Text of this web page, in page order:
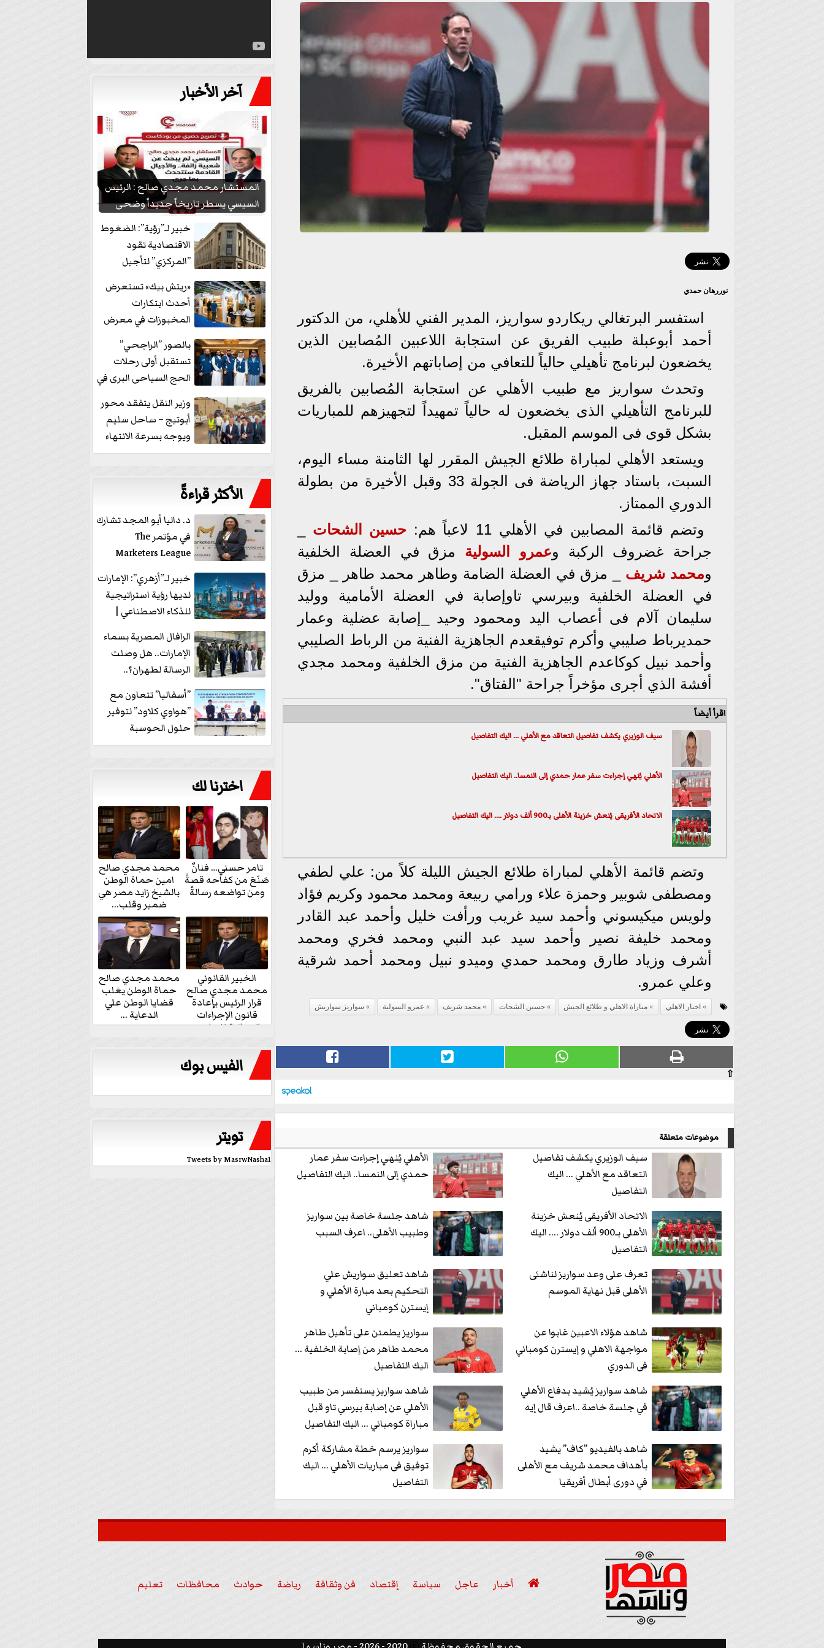
نوررهان حمدي
استفسر البرتغالي ريكاردو سواريز، المدير الفني للأهلي، من الدكتور
أحمد أبوعبلة طبيب الفريق عن استجابة اللاعبين المُصابين الذين
يخضعون لبرنامج تأهيلي حالياً للتعافي من إصاباتهم الأخيرة.
وتحدث سواريز مع طبيب الأهلي عن استجابة المُصابين بالفريق
للبرنامج التأهيلي الذى يخضعون له حالياً تمهيداً لتجهيزهم للمباريات
بشكل قوى فى الموسم المقبل.
ويستعد الأهلي لمباراة طلائع الجيش المقرر لها الثامنة مساء اليوم،
السبت، باستاد جهاز الرياضة فى الجولة 33 وقبل الأخيرة من بطولة
الدوري الممتاز.
وتضم قائمة المصابين في الأهلي 11 لاعباً هم:
حسين الشحات
جراحة غضروف الركبة وعمرو السولية مزق في العضلة الخلفية
ومحمد شريف _ مزق في العضلة الضامة وطاهر محمد طاهر _ مزق
في العضلة الخلفية وبيرسي تاوإصابة في العضلة الأمامية ووليد
سليمان آلام فى أعصاب اليد ومحمود وحيد _إصابة عضلية وعمار
حمديرباط صليبي وأكرم توفيقعدم الجاهزية الفنية من الرباط الصليبي
وأحمد نبيل كوكاعدم الجاهزية الفنية من مزق الخلفية ومحمد مجدي
أفشة الذي أجرى مؤخراً جراحة "الفتاق".
اقرأ أيضاً
سيف الوزيري يكشف تفاصيل التعاقد مع الأهلي ... اليك التفاصيل
الأهلي يُنهي إجراءت سفر عمار حمدي إلى النمسا.. اليك التفاصيل
الاتحاد الأفريقى يُنعش خزينة الأهلى بـ900 ألف دولار .... اليك التفاصيل
وتضم قائمة الأهلي لمباراة طلائع الجيش الليلة كلاً من: علي لطفي
ومصطفى شوبير وحمزة علاء ورامي ربيعة ومحمد محمود وكريم فؤاد
ولويس ‏ميكيسوني وأحمد سيد غريب ورأفت خليل وأحمد عبد القادر
ومحمد خليفة نصير وأحمد سيد ‏عبد النبي ومحمد فخري ومحمد
أشرف وزياد طارق ومحمد حمدي وميدو نبيل ومحمد أحمد شرقية
‏وعلي عمرو.
اخبار الاهلي مباراة الاهلي و طلائع الجيش حسين الشحات محمد شريف عمرو السولية سواريز سواريش
⇧
موضوعات متعلقة
سيف الوزيري يكشف تفاصيل
التعاقد مع الأهلي ... اليك
التفاصيل
الأهلي يُنهي إجراءت سفر عمار
حمدي إلى النمسا.. اليك التفاصيل
الاتحاد الأفريقى يُنعش خزينة
الأهلى بـ900 ألف دولار .... اليك
التفاصيل
شاهد جلسة خاصة بين سواريز
وطبيب الأهلى.. اعرف السبب
تعرف على وعد سواريز لناشئى
الأهلى قبل نهاية الموسم
شاهد تعليق سواريش علي
التحكيم بعد مبارة الأهلي و
إيسترن كومباني
شاهد هؤلاء الاعبين غابوا عن
مواجهة الاهلي و إيسترن كومباني
فى الدوري
سواريز يطمئن على تأهيل طاهر
محمد طاهر من إصابة الخلفية ...
اليك التفاصيل
شاهد سواريز يُشيد بدفاع الأهلي
في جلسة خاصة ..اعرف قال إيه
شاهد سواريز يستفسر من طبيب
الأهلي عن إصابة بيرسي تاو قبل
مباراة كومباني ... اليك التفاصيل
شاهد بالفيديو ”كاف” يشيد
بأهداف محمد شريف مع الأهلى
في دورى أبطال أفريقيا
سواريز يرسم خطة مشاركة أكرم
توفيق فى مباريات الأهلي ... اليك
التفاصيل
آخر الأخبار
المستشار محمد مجدي صالح : الرئيس
السيسي يسطر تاريخاً جديداً وضحى
بشعبيته...
خبير لـ”رؤية”: الضغوط
الاقتصادية تقود
”المركزي” لتأجيل
«ريتش بيك» تستعرض
أحدث ابتكارات
المخبوزات في معرض
منتجات...
بالصور ”الراجحي”
تستقبل أولى رحلات
الحج السياحى البرى في
وزير النقل يتفقد محور
أبوتيج – ساحل سليم
ويوجه بسرعة الانتهاء
من...
الأكثر قراءةً
د. داليا أبو المجد تشارك
في مؤتمر The
Marketers League
وتدير جلسة...
خبير لـ”أزهري”: الإمارات
لديها رؤية استراتيجية
للذكاء الاصطناعي |
الرافال المصرية بسماء
الإمارات.. هل وصلت
الرسالة لطهران؟..
”ماعت جروب” تُجيب؟
|...
”أسفاليا” تتعاون مع
”هواوي كلاود” لتوفير
حلول الحوسبة
السحابية والأمن
اخترنا لك
تامر حسني… فنانٌ
صَنَعَ من كفاحه قصةً
ومن تواضعه رسالةً
محمد مجدي صالح
امين حماة الوطن
بالشيخ زايد مصر هي
ضمير وقلب...
الخبير القانوني
محمد مجدي صالح
قرار الرئيس بإعادة
قانون الإجراءات
الجنائية للنواب...
محمد مجدي صالح
حماة الوطن يغلب
قضايا الوطن علي
الدعاية ...
الفيس بوك
تويتر
Tweets by MasrwNasha1
 أخبار عاجل سياسة إقتصاد فن وثقافة رياضة حوادث محافظات
تعليم